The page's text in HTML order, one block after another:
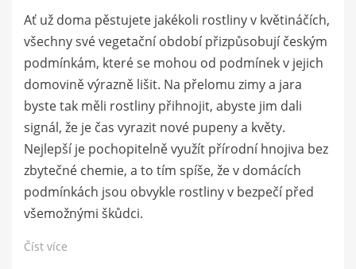
Ať už doma pěstujete jakékoli rostliny v květináčích,
všechny své vegetační období přizpůsobují českým
podmínkám, které se mohou od podmínek v jejich
domovině výrazně lišit. Na přelomu zimy a jara
byste tak měli rostliny přihnojit, abyste jim dali
signál, že je čas vyrazit nové pupeny a květy.
Nejlepší je pochopitelně využít přírodní hnojiva bez
zbytečné chemie, a to tím spíše, že v domácích
podmínkách jsou obvykle rostliny v bezpečí před
všemožnými škůdci.
Číst více